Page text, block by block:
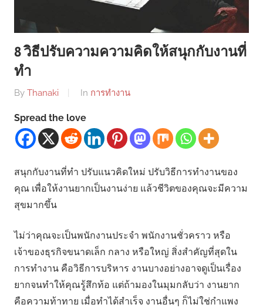
8 วิธีปรับความความคิดให้สนุกกับงานที่
ทำ
By Thanaki In การทำงาน
Spread the love
สนุกกับงานที่ทำ ปรับแนวคิดใหม่ ปรับวิธีการทำงานของ
คุณ เพื่อให้งานยากเป็นงานง่าย แล้วชีวิตของคุณจะมีความ
สุขมากขึ้น
ไม่ว่าคุณจะเป็นพนักงานประจำ พนักงานชั่วคราว หรือ
เจ้าของธุรกิจขนาดเล็ก กลาง หรือใหญ่ สิ่งสำคัญที่สุดใน
การทำงาน คือวิธีการบริหาร งานบางอย่างอาจดูเป็นเรื่อง
ยากจนทำให้คุณรู้สึกท้อ แต่ถ้ามองในมุมกลับว่า งานยาก
คือความท้าทาย เมื่อทำได้สำเร็จ งานอื่นๆ ก็ไม่ใช่กำแพง